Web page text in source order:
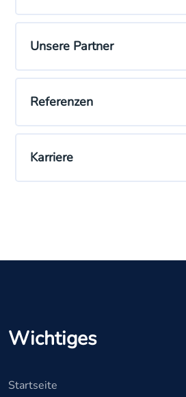
Unsere Partner
Referenzen
Karriere
Wichtiges
Startseite